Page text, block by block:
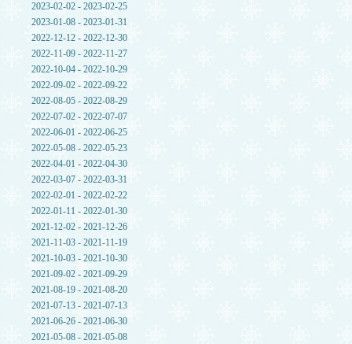
2023-02-02 - 2023-02-25
2023-01-08 - 2023-01-31
2022-12-12 - 2022-12-30
2022-11-09 - 2022-11-27
2022-10-04 - 2022-10-29
2022-09-02 - 2022-09-22
2022-08-05 - 2022-08-29
2022-07-02 - 2022-07-07
2022-06-01 - 2022-06-25
2022-05-08 - 2022-05-23
2022-04-01 - 2022-04-30
2022-03-07 - 2022-03-31
2022-02-01 - 2022-02-22
2022-01-11 - 2022-01-30
2021-12-02 - 2021-12-26
2021-11-03 - 2021-11-19
2021-10-03 - 2021-10-30
2021-09-02 - 2021-09-29
2021-08-19 - 2021-08-20
2021-07-13 - 2021-07-13
2021-06-26 - 2021-06-30
2021-05-08 - 2021-05-08